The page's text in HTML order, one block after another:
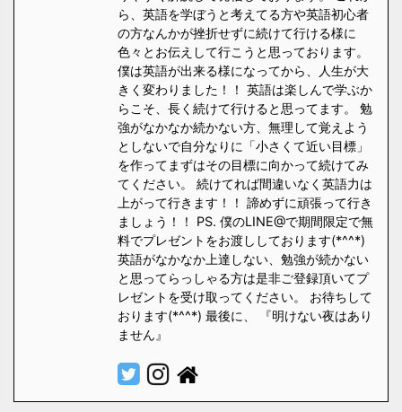
ら、英語を学ぼうと考えてる方や英語初心者
の方なんかが挫折せずに続けて行ける様に
色々とお伝えして行こうと思っております。
僕は英語が出来る様になってから、人生が大
きく変わりました！！ 英語は楽しんで学ぶか
らこそ、長く続けて行けると思ってます。 勉
強がなかなか続かない方、無理して覚えよう
としないで自分なりに「小さくて近い目標」
を作ってまずはその目標に向かって続けてみ
てください。 続けてれば間違いなく英語力は
上がって行きます！！ 諦めずに頑張って行き
ましょう！！ PS. 僕のLINE@で期間限定で無
料でプレゼントをお渡ししております(*^^*)
英語がなかなか上達しない、勉強が続かない
と思ってらっしゃる方は是非ご登録頂いてプ
レゼントを受け取ってください。 お待ちして
おります(*^^*) 最後に、 『明けない夜はあり
ません』